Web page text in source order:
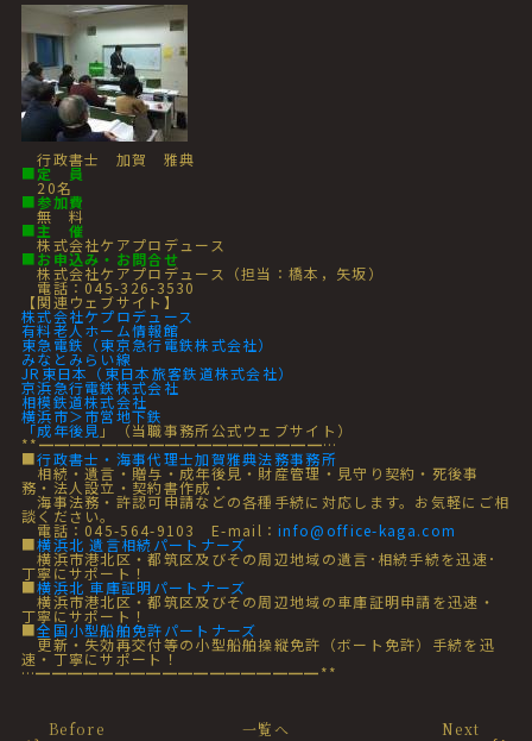
行政書士 加賀 雅典
■定 員
20名
■参加費
無 料
■主 催
株式会社ケアプロデュース
■お申込み・お問合せ
株式会社ケアプロデュース（担当：橋本，矢坂）
電話：045-326-3530
【関連ウェブサイト】
株式会社ケプロデュース
有料老人ホーム情報館
東急電鉄（東京急行電鉄株式会社）
みなとみらい線
JR東日本（東日本旅客鉄道株式会社）
京浜急行電鉄株式会社
相模鉄道株式会社
横浜市＞市営地下鉄
「成年後見」（当職事務所公式ウェブサイト）
**━━━━━━━━━━━━━━━━━━…
■行政書士・海事代理士加賀雅典法務事務所
相続・遺言・贈与・成年後見・財産管理・見守り契約・死後事
務・法人設立・契約書作成・
海事法務・許認可申請などの各種手続に対応します。お気軽にご相
談ください。
電話：045-564-9103 E-mail：info@office-kaga.com
■横浜北 遺言相続パートナーズ
横浜市港北区・都筑区及びその周辺地域の遺言･相続手続を迅速･
丁寧にサポート！
■横浜北 車庫証明パートナーズ
横浜市港北区・都筑区及びその周辺地域の車庫証明申請を迅速・
丁寧にサポート！
■全国小型船舶免許パートナーズ
更新・失効再交付等の小型船舶操縦免許（ボート免許）手続を迅
速・丁寧にサポート！
…━━━━━━━━━━━━━━━━━━**
Before 一覧へ Next